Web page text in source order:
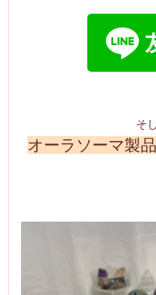
そ
オーラソーマ製